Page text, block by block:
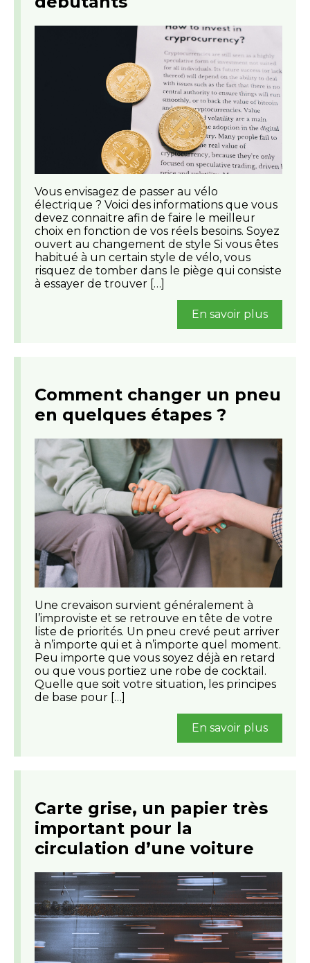
Vous envisagez de passer au vélo
électrique ? Voici des informations que vous
devez connaitre afin de faire le meilleur
choix en fonction de vos réels besoins. Soyez
ouvert au changement de style Si vous êtes
habitué à un certain style de vélo, vous
risquez de tomber dans le piège qui consiste
à essayer de trouver […]
En savoir plus
Comment changer un pneu
en quelques étapes ?
Une crevaison survient généralement à
l’improviste et se retrouve en tête de votre
liste de priorités. Un pneu crevé peut arriver
à n’importe qui et à n’importe quel moment.
Peu importe que vous soyez déjà en retard
ou que vous portiez une robe de cocktail.
Quelle que soit votre situation, les principes
de base pour […]
En savoir plus
Carte grise, un papier très
important pour la
circulation d’une voiture